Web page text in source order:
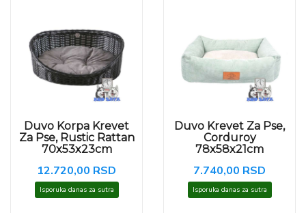
Duvo Korpa Krevet
Za Pse, Rustic Rattan
70x53x23cm
12.720,00 RSD
Isporuka danas za sutra
Duvo Krevet Za Pse,
Corduroy
78x58x21cm
7.740,00 RSD
Isporuka danas za sutra